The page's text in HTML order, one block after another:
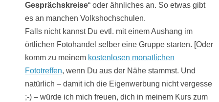
Gesprächskreise“ oder ähnliches an. So etwas gibt
es an manchen Volkshochschulen.
Falls nicht kannst Du evtl. mit einem Aushang im
örtlichen Fotohandel selber eine Gruppe starten. [Oder
komm zu meinem kostenlosen monatlichen
Fototreffen, wenn Du aus der Nähe stammst. Und
natürlich – damit ich die Eigenwerbung nicht vergesse
;-) – würde ich mich freuen, dich in meinem Kurs zum